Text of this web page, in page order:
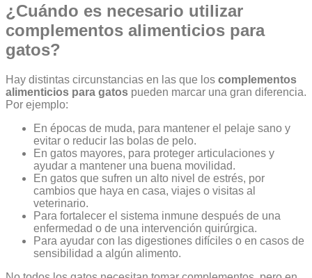
¿Cuándo es necesario utilizar
complementos alimenticios para
gatos?
Hay distintas circunstancias en las que los complementos
alimenticios para gatos pueden marcar una gran diferencia.
Por ejemplo:
En épocas de muda, para mantener el pelaje sano y
evitar o reducir las bolas de pelo.
En gatos mayores, para proteger articulaciones y
ayudar a mantener una buena movilidad.
En gatos que sufren un alto nivel de estrés, por
cambios que haya en casa, viajes o visitas al
veterinario.
Para fortalecer el sistema inmune después de una
enfermedad o de una intervención quirúrgica.
Para ayudar con las digestiones difíciles o en casos de
sensibilidad a algún alimento.